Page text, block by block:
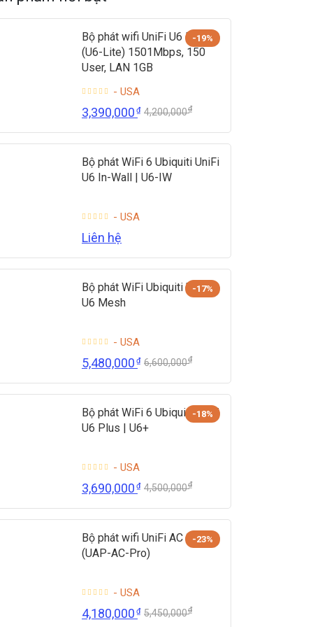
-19%
Bộ phát wifi UniFi U6 Lite
(U6-Lite) 1501Mbps, 150
User, LAN 1GB
- USA
3,390,000₫ 4,200,000₫
Bộ phát WiFi 6 Ubiquiti UniFi
U6 In-Wall | U6-IW
- USA
Liên hệ
-17%
Bộ phát WiFi Ubiquiti UniFi
U6 Mesh
- USA
5,480,000₫ 6,600,000₫
-18%
Bộ phát WiFi 6 Ubiquiti UniFi
U6 Plus | U6+
- USA
3,690,000₫ 4,500,000₫
-23%
Bộ phát wifi UniFi AC Pro
(UAP-AC-Pro)
- USA
4,180,000₫ 5,450,000₫